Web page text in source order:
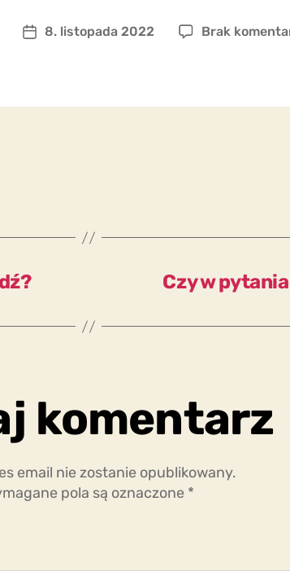
Data8. listopada 2022 Brak
Czy w
komentarz
email nie zostanie opublikowany.
pola są oznaczone *